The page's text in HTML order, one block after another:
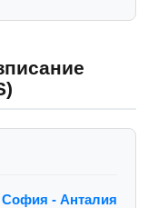
София - Анталия